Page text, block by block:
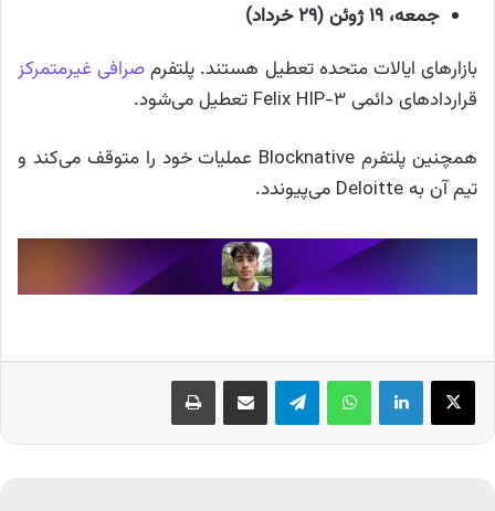
جمعه، ۱۹ ژوئن (۲۹ خرداد)
بازارهای ایالات متحده تعطیل هستند. پلتفرمصرافی غیرمتمرکز
قراردادهای دائمی Felix HIP-3 تعطیل می‌شود.
همچنین پلتفرم Blocknative عملیات خود را متوقف می‌کند و
تیم آن به Deloitte می‌پیوندد.
X لینکدین واتس آپ تلگرام اشتراک گذاری از طریق ایمیل چاپ